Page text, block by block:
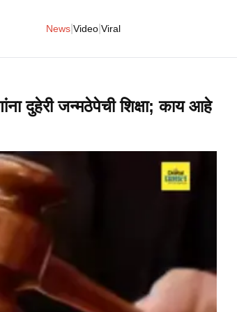
News Video Viral
दुहेरी जन्मठेपेची शिक्षा; काय आहे